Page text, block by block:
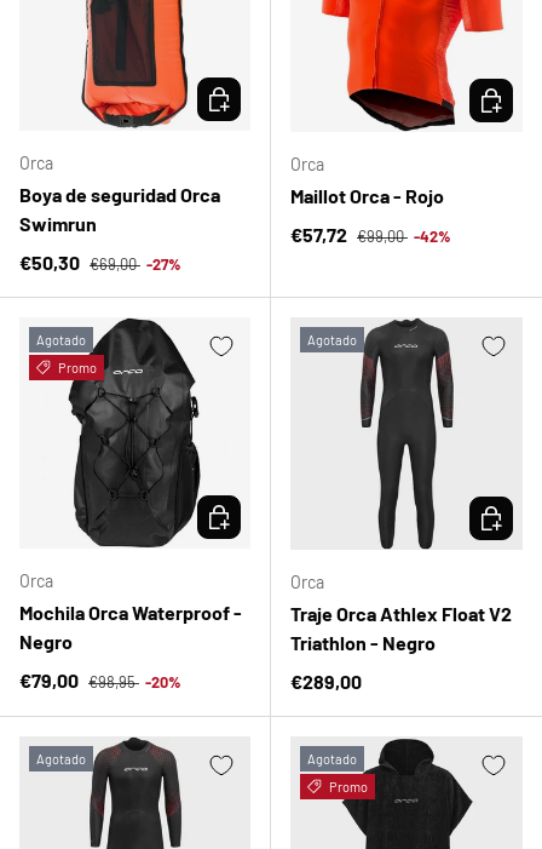
Orca
Boya de seguridad Orca
Swimrun
Precio de venta
€50,30 Precio normal
€69,00 -27%
ELEGIR OPCIONES
Orca
Maillot Orca - Rojo
Precio de venta
€57,72 Precio normal
€99,00 -42%
ELEGIR
Agotado
Promo
Orca
Mochila Orca Waterproof -
Negro
Precio de venta
€79,00 Precio normal
€98,95 -20%
ELEGIR OPCIONES
Agotado
Orca
Traje Orca Athlex Float V2
Triathlon - Negro
Precio normal
€289,00
ELEGIR
Agotado
Agotado
Promo